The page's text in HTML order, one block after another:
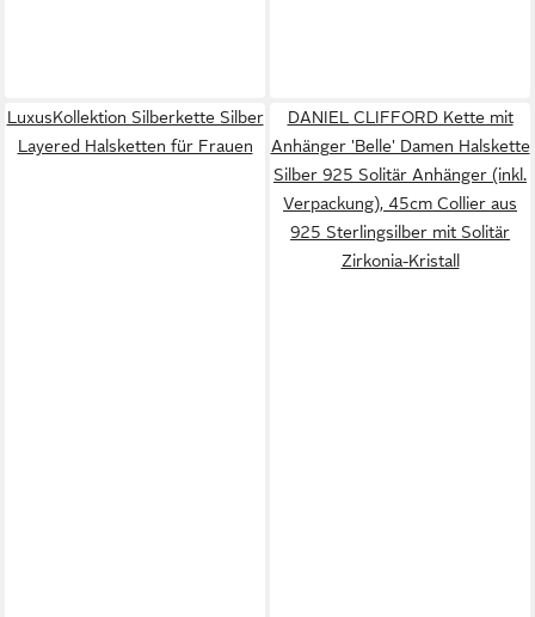
LuxusKollektion Silberkette Silber
Layered Halsketten für Frauen
DANIEL CLIFFORD Kette mit
Anhänger 'Belle' Damen Halskette
Silber 925 Solitär Anhänger (inkl.
Verpackung), 45cm Collier aus
925 Sterlingsilber mit Solitär
Zirkonia-Kristall